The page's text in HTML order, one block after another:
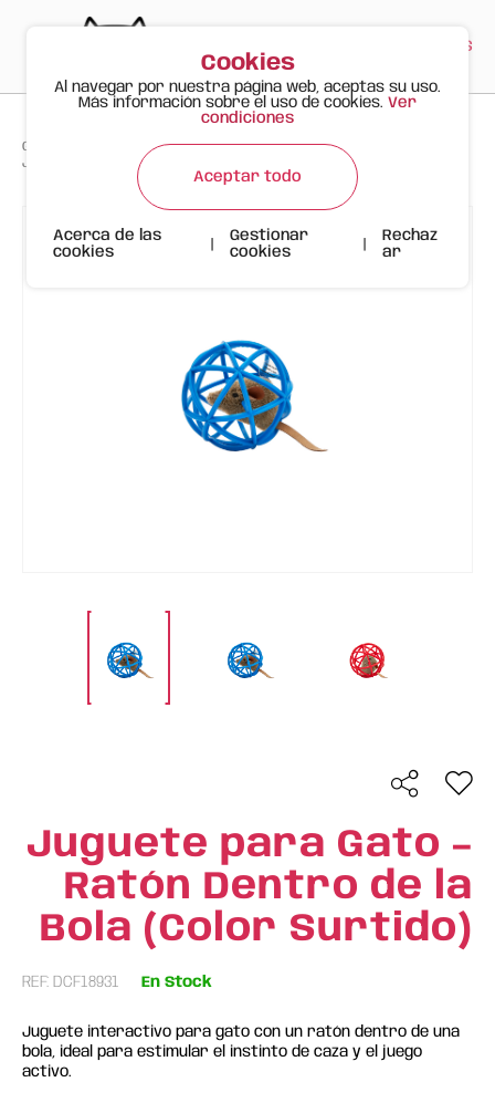
ES
Gato Feliz Productos > >
Juguete para Gato – Ratón Dentro de la Bola (Color Surtido)
Juguete para Gato –
Ratón Dentro de la
Bola (Color Surtido)
REF: DCF18931 En Stock
Juguete interactivo para gato con un ratón dentro de una
bola, ideal para estimular el instinto de caza y el juego
activo.
Cookies
Al navegar por nuestra página web, aceptas su uso.
Más información sobre el uso de cookies. Ver
condiciones
Aceptar todo
Acerca de las
cookies
Gestionar
cookies
Rechaz
ar